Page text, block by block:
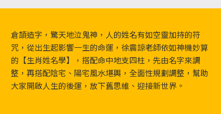
Footer
倉頡造字，驚天地泣鬼神，人的姓名有如空靈加持的符
咒，從出生起影響一生的命運，徐震諒老師依如神機妙算
的【生肖姓名學】，搭配命中地支四柱，先由名字來調
整，再搭配陰宅、陽宅風水堪輿，全面性規劃調整，幫助
大家開啟人生的後運，放下舊思維、迎接新世界。